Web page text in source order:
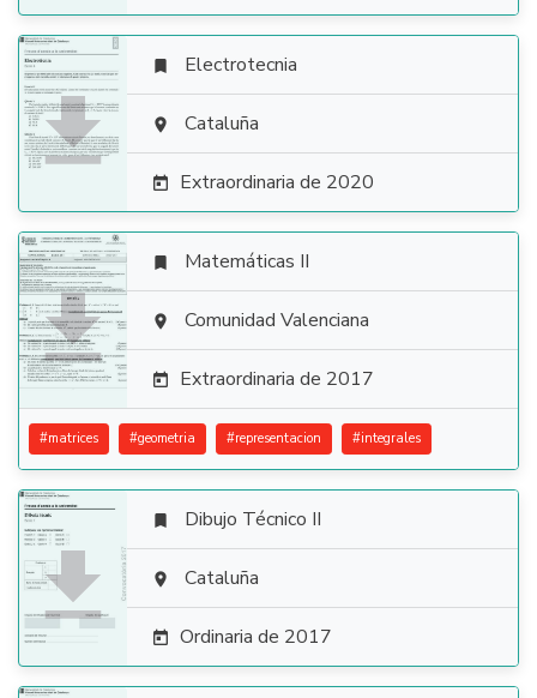

 Electrotecnia
 Cataluña
 Extraordinaria de 2020

 Matemáticas II
 Comunidad Valenciana
 Extraordinaria de 2017
#matrices #geometria #representacion #integrales

 Dibujo Técnico II
 Cataluña
 Ordinaria de 2017